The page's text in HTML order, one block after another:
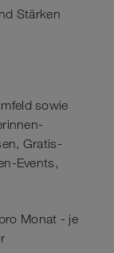
Stärken
sowie
Gratis-
Events,
Monat - je